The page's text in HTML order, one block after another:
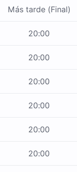
Más tarde (Final)
20:00
20:00
20:00
20:00
20:00
20:00